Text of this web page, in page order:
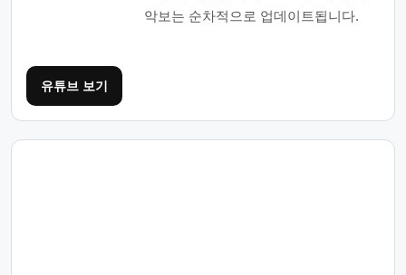
악보는 순차적으로 업데이트됩니다.
유튜브 보기